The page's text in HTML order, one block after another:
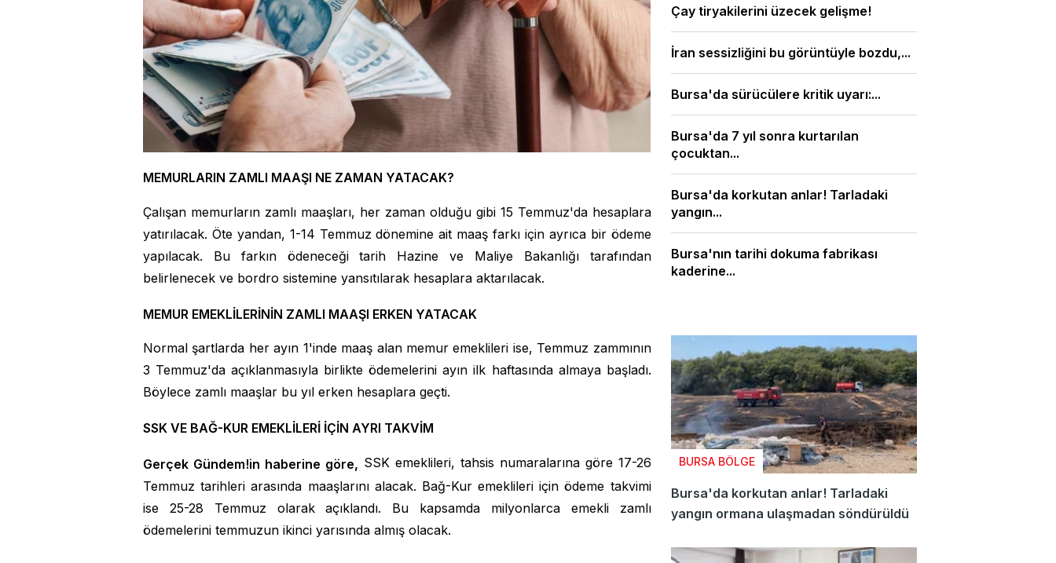
MEMURLARIN ZAMLI MAAŞI NE ZAMAN YATACAK?
Çalışan memurların zamlı maaşları, her zaman olduğu gibi 15 Temmuz'da hesaplara
yatırılacak. Öte yandan, 1-14 Temmuz dönemine ait maaş farkı için ayrıca bir ödeme
yapılacak. Bu farkın ödeneceği tarih Hazine ve Maliye Bakanlığı tarafından
belirlenecek ve bordro sistemine yansıtılarak hesaplara aktarılacak.
MEMUR EMEKLİLERİNİN ZAMLI MAAŞI ERKEN YATACAK
Normal şartlarda her ayın 1'inde maaş alan memur emeklileri ise, Temmuz zammının
3 Temmuz'da açıklanmasıyla birlikte ödemelerini ayın ilk haftasında almaya başladı.
Böylece zamlı maaşlar bu yıl erken hesaplara geçti.
SSK VE BAĞ-KUR EMEKLİLERİ İÇİN AYRI TAKVİM
Gerçek Gündem!in haberine göre, SSK emeklileri, tahsis numaralarına göre 17-26
Temmuz tarihleri arasında maaşlarını alacak. Bağ-Kur emeklileri için ödeme takvimi
ise 25-28 Temmuz olarak açıklandı. Bu kapsamda milyonlarca emekli zamlı
ödemelerini temmuzun ikinci yarısında almış olacak.
Çay tiryakilerini üzecek gelişme!
İran sessizliğini bu görüntüyle bozdu,...
Bursa'da sürücülere kritik uyarı:...
Bursa'da 7 yıl sonra kurtarılan
çocuktan...
Bursa'da korkutan anlar! Tarladaki
yangın...
Bursa'nın tarihi dokuma fabrikası
kaderine...
BURSA BÖLGE
Bursa'da korkutan anlar! Tarladaki
yangın ormana ulaşmadan söndürüldü